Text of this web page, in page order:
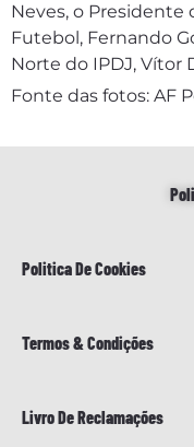
Neves, o Presidente
Futebol, Fernando
Norte do IPDJ, Vítor
Fonte das fotos: AF
Politica De Cookies
Termos & Condições
Livro De Reclamações